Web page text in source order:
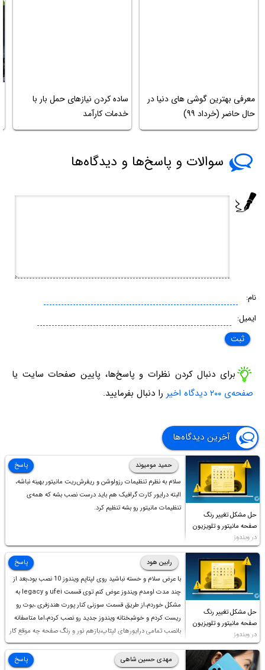
معرفی بهترین گوشی های دنیا در
حال حاضر (خرداد ۹۹)
ساده کردن نیازهای حمل بار با
خدمات کارآمد
سوالات و پاسخ‌ها و دیدگاه‌ها
نام:
ایمیل:
برای دنبال کردن نظرات و پاسخ‌ها، پایین صفحات سایت یا
صفحه‌ی ۲۰۰ دیدگاه اخیر
را دنبال بفرمایید.
آخرین دیدگاه‌ها
حل مشکل تغییر رنگ
صفحه مانیتور و تلویزیون
در ویندوز
حمید مومیوند
سلام به نظرم تنظیمات رزولوشن و ریفرش‌ریت مانیتور بهینه نباشه،
البته درایور کارت گرافیک هم باید درست نصب بشه که همه‌ی
تنظیمات مانیتور رو بشه تنظیم کرد.
پاسخ
حل مشکل تغییر رنگ
صفحه مانیتور و تلویزیون
در ویندوز
رابین هود
با عرض سلام و خسته نباشید روی لپتاپم ویندوز 10 نصب بود،بعد از
چند مدت اومدم ویندوز عوض کنم توی قسمت ufei و legacy به
مشکل خوردم،از طریق قسمت سوزنی کنار پورت هندزفری ،بوت رو
ریست کردم و خوشبختانه ویندوز جدید رو نصب کردم،اما متاسفانه
بانصب تمامی درایورهای لپتاپ،بازهم نور و رنگ صفحه چه موقع کار
چه موقع پخش فیلم مثل سابق نیست(نور زیاده و بی کیفیت)،با
ابدیت کردن کارت گرافیک،کالیبره کردن و غیره هم نور و رنگ درست
پاسخ
مهدی حسین شاهی
پاسخ